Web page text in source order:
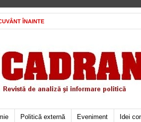
ÎNAINTE
Politică externă Eveniment
Idei